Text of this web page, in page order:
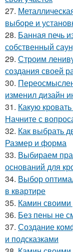
27.
выборе и
28. Банная печь
собственный
29. Строим
создания своей
30.
изменил дизайн
31. Какую
Начните с
32. Как выбрать
Размер и форма
33. Выбираем
оснований для
34. Выбор
в квартире
35. Камин своими
36. Без пены не
37. Создание
и подсказками